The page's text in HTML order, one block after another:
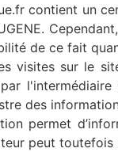
contient un
de ce fait
visites sur le
des
permet
peut